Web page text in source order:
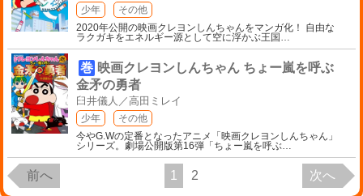
少年
その他
2020年公開の映画クレヨンしんちゃんをマンガ化！ 自由な
ラクガキをエネルギー源として空に浮かぶ王国
巻 映画クレヨンしんちゃん ちょー嵐を呼ぶ
金矛の勇者
臼井儀人／高田ミレイ
少年
その他
今やG.Wの定番となったアニメ「映画クレヨンしんちゃん」
シリーズ。劇場公開版第16弾「ちょー嵐を呼ぶ
前へ 1 2 次へ